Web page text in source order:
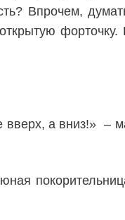
Впрочем,
вверх, а вниз!» –